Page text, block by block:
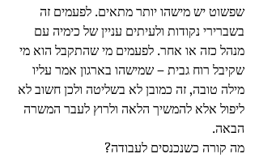
שפשוט יש מישהו יותר מתאים. לפעמים זה
בשברירי נקודות ולעיתים עניין של כימיה עם
מנהל כזה או אחר. לפעמים מי שהתקבל הוא מי
שקיבל רוח גבית – שמישהו בארגון אמר עליו
מילה טובה, זה כמובן לא בשליטה ולכן חשוב לא
ליפול אלא להמשיך הלאה ולרוץ לעבר המשרה
הבאה.
מה קורה כשנכנסים לעבודה?